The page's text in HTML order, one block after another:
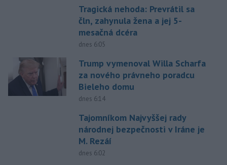
Tragická nehoda: Prevrátil sa
čln, zahynula žena a jej 5-
mesačná dcéra
dnes 6:05
Trump vymenoval Willa Scharfa
za nového právneho poradcu
Bieleho domu
dnes 6:14
Tajomníkom Najvyššej rady
národnej bezpečnosti v Iráne je
M. Rezáí
dnes 6:02